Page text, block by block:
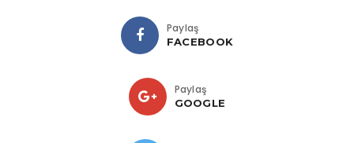
Paylaş
FACEBOOK
Paylaş
GOOGLE